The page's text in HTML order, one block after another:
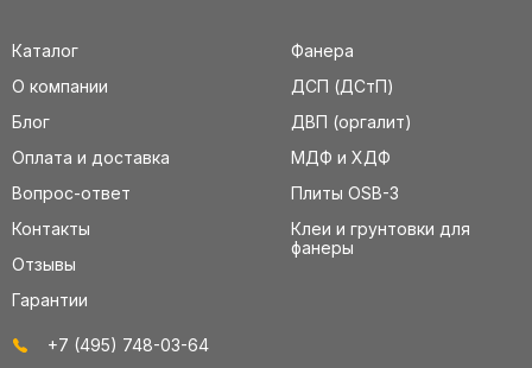
Каталог
О компании
Блог
Оплата и доставка
Вопрос-ответ
Контакты
Отзывы
Гарантии
Фанера
ДСП (ДСтП)
ДВП (оргалит)
МДФ и ХДФ
Плиты OSB-3
Клеи и грунтовки для
фанеры
+7 (495) 748-03-64